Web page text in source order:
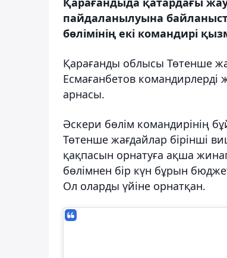
пайдаланылуына
бөлімінің екі командирі
Қарағанды ​​облысы Төтенше
Есмағанбетов
арнасы.
Әскери бөлім командирінің
Төтенше жағдайлар бірінші
қақпасын орнатуға ақша
бөлімнен бір күн бұрын
Ол оларды үйіне орнатқан.